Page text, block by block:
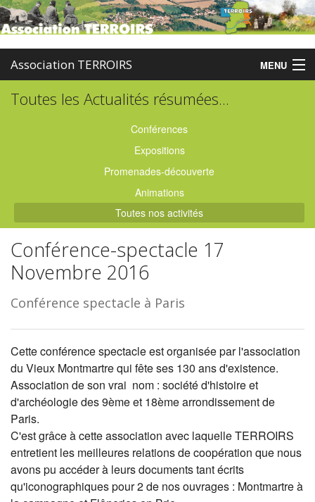
Association TERROIRS MENU
Accueil
Partenaires
Enquêtes
Contact
Boutique
Toutes les Actualités résumées...
Conférences
Expositions
Promenades-découverte
Animations
Toutes nos activités
Conférence-spectacle 17
Novembre 2016
Conférence spectacle à Paris
Cette conférence spectacle est organisée par l'association
du Vieux Montmartre qui fête ses 130 ans d'existence.
Association de son vrai nom : société d'histoire et
d'archéologie des 9ème et 18ème arrondissement de
Paris.
C'est grâce à cette association avec laquelle TERROIRS
entretient les meilleures relations de coopération que nous
avons pu accéder à leurs documents tant écrits
qu'iconographiques pour 2 de nos ouvrages : Montmartre à